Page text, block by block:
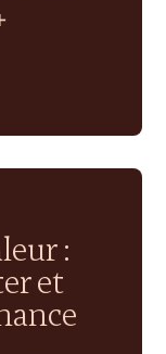
:
et